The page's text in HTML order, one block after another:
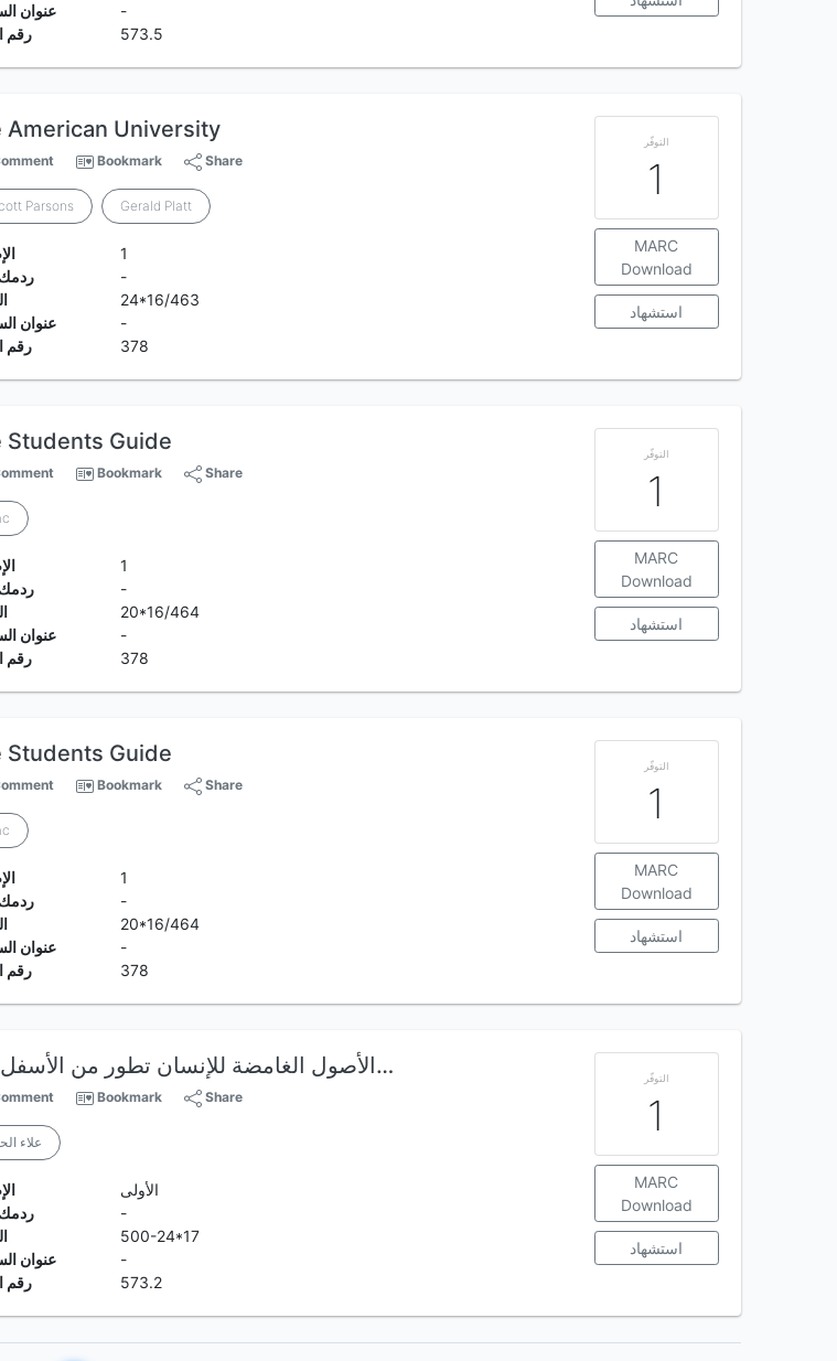
عنوان
-
رقم
573.5
American University
Bookmark Share
Parsons Gerald Platt
1
-
24*16/463
عنوان
-
رقم
378
التوفّر
1
MARC
Download
استشهاد
Students Guide
Bookmark Share
1
-
20*16/464
عنوان
-
رقم
378
التوفّر
1
MARC
Download
استشهاد
Students Guide
Bookmark Share
1
-
20*16/464
عنوان
-
رقم
378
التوفّر
1
MARC
Download
استشهاد
الأصول الغامضة للإنسان تطور من الأسفل ..ام…
Bookmark Share
علاء
الأولى
-
500-24*17
عنوان
-
رقم
573.2
التوفّر
1
MARC
Download
استشهاد